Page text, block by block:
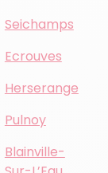
Seichamps
Ecrouves
Herserange
Pulnoy
Blainville-